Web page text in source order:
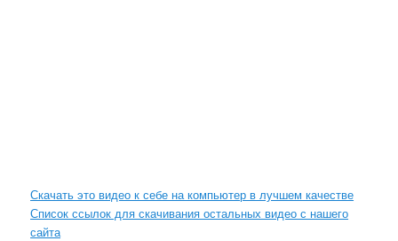
Скачать это видео к себе на компьютер в лучшем качестве
Список ссылок для скачивания остальных видео с нашего
сайта